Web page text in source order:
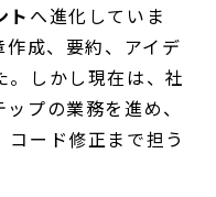
ト へ進化していま
成、要約、アイデ
。しかし現在は、社
プの業務を進め、
ード修正まで担う